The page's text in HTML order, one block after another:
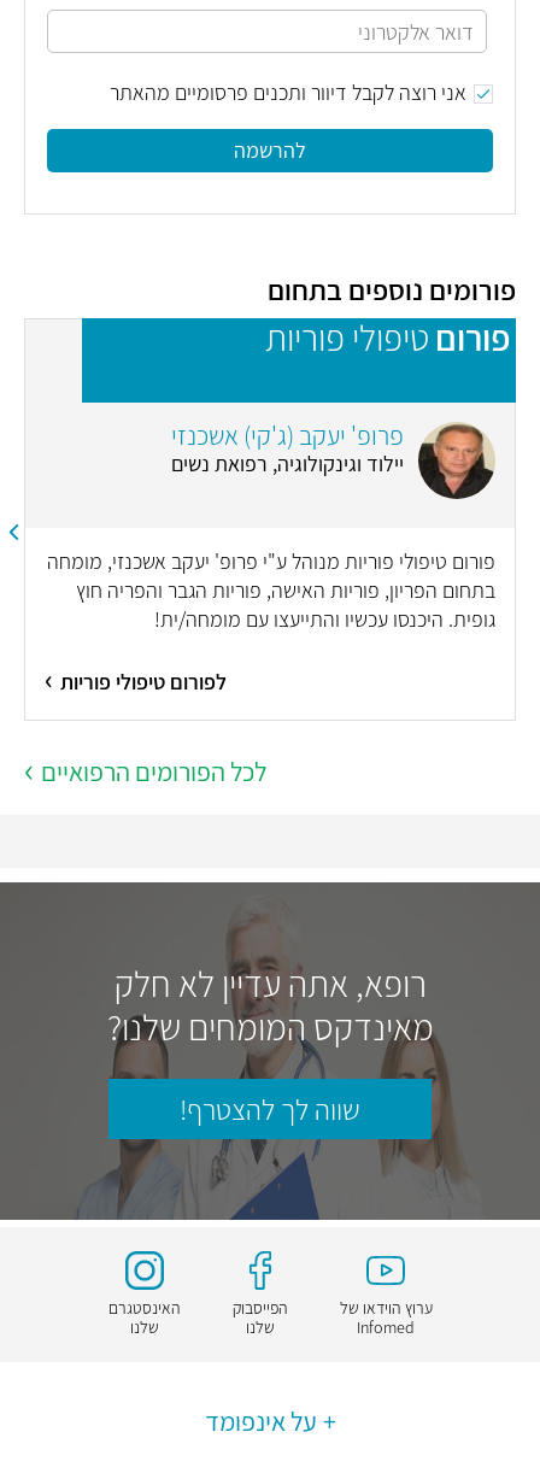
אני רוצה לקבל דיוור ותכנים פרסומיים מהאתר
להרשמה
פורומים נוספים בתחום
פורום טיפולי פוריות
פרופ' יעקב (ג'קי) אשכנזי
יילוד וגינקולוגיה, רפואת נשים
פורום טיפולי פוריות מנוהל ע"י פרופ' יעקב אשכנזי, מומחה
בתחום הפריון, פוריות האישה, פוריות הגבר והפריה חוץ
גופית. היכנסו עכשיו והתייעצו עם מומחה/ית!
לפורום טיפולי פוריות
לכל הפורומים הרפואיים
רופא, אתה עדיין לא חלק
מאינדקס המומחים שלנו?
שווה לך להצטרף!
ערוץ הוידאו של
Infomed
הפייסבוק
שלנו
האינסטגרם
שלנו
על אינפומד